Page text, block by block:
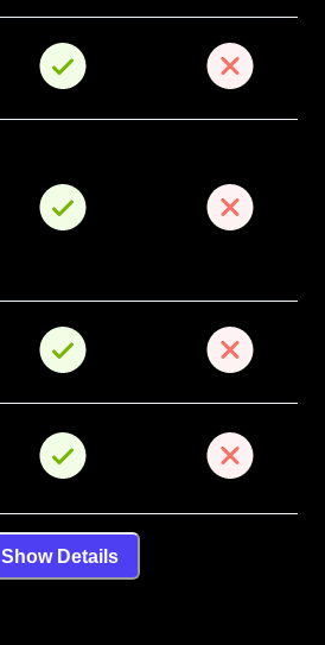
Show Details